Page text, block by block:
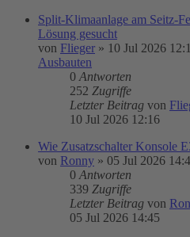
Split-Klimaanlage am Seitz-
Lösung gesucht
von Flieger » 10 Jul 2026
Ausbauten
0 Antworten
252 Zugriffe
Letzter Beitrag von
10 Jul 2026 12:16
Wie Zusatzschalter Konsole
von Ronny » 05 Jul 2026
0 Antworten
339 Zugriffe
Letzter Beitrag von
05 Jul 2026 14:45